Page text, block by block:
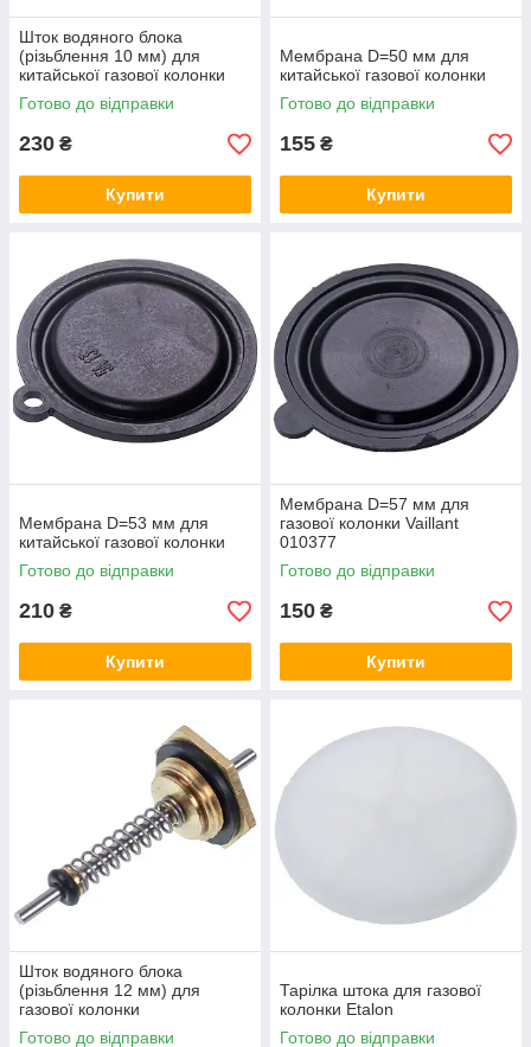
Шток водяного блока
(різьблення 10 мм) для
китайської газової колонки
Готово до відправки
230 ₴
Купити
Мембрана D=50 мм для
китайської газової колонки
Готово до відправки
155 ₴
Купити
Мембрана D=53 мм для
китайської газової колонки
Готово до відправки
210 ₴
Купити
Мембрана D=57 мм для
газової колонки Vaillant
010377
Готово до відправки
150 ₴
Купити
Шток водяного блока
(різьблення 12 мм) для
газової колонки
Готово до відправки
Тарілка штока для газової
колонки Etalon
Готово до відправки